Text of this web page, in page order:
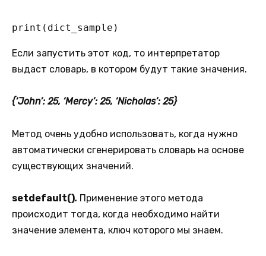
print(dict_sample)
Если запустить этот код, то интерпретатор
выдаст словарь, в котором будут такие значения.
{‘John’: 25, ‘Mercy’: 25, ‘Nicholas’: 25}
Метод очень удобно использовать, когда нужно
автоматически сгенерировать словарь на основе
существующих значений.
setdefault(). Применение этого метода
происходит тогда, когда необходимо найти
значение элемента, ключ которого мы знаем.